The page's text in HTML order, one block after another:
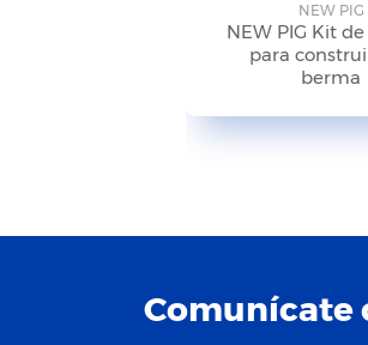
NEW PIG
NEW PIG Kit
para
berma
Comunícate